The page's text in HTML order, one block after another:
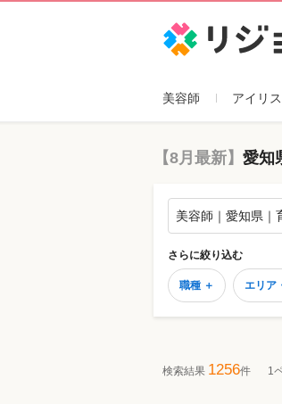
美容師 アイリ
【8月最新】 愛知
美容師｜愛知県｜
さらに絞り込む
職種 ＋ エリア
検索結果 1256件 1